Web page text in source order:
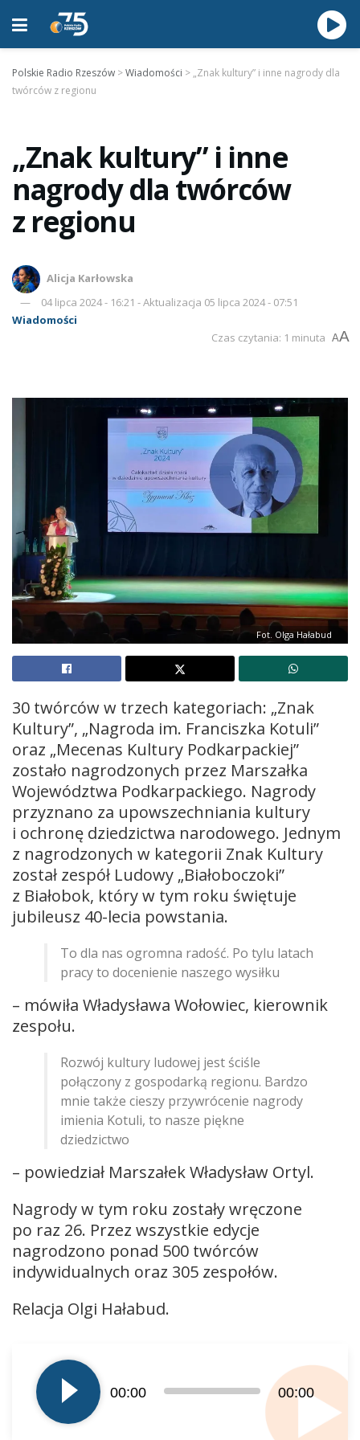
Polskie Radio Rzeszów >Wiadomości > „Znak kultury” i inne nagrody dla
twórców z regionu
„Znak kultury” i inne
nagrody dla twórców
z regionu
Alicja Karłowska
04 lipca 2024 - 16:21 - Aktualizacja 05 lipca 2024 - 07:51
Wiadomości
Czas czytania: 1 minuta AA
Fot. Olga Hałabud
30 twórców w trzech kategoriach: „Znak
Kultury”, „Nagroda im. Franciszka Kotuli”
oraz „Mecenas Kultury Podkarpackiej”
zostało nagrodzonych przez Marszałka
Województwa Podkarpackiego. Nagrody
przyznano za upowszechniania kultury
i ochronę dziedzictwa narodowego. Jednym
z nagrodzonych w kategorii Znak Kultury
został zespół Ludowy „Białoboczoki”
z Białobok, który w tym roku świętuje
jubileusz 40-lecia powstania.
To dla nas ogromna radość. Po tylu latach
pracy to docenienie naszego wysiłku
– mówiła Władysława Wołowiec, kierownik
zespołu.
Rozwój kultury ludowej jest ściśle
połączony z gospodarką regionu. Bardzo
mnie także cieszy przywrócenie nagrody
imienia Kotuli, to nasze piękne
dziedzictwo
– powiedział Marszałek Władysław Ortyl.
Nagrody w tym roku zostały wręczone
po raz 26. Przez wszystkie edycje
nagrodzono ponad 500 twórców
indywidualnych oraz 305 zespołów.
Relacja Olgi Hałabud.
plików
dźwiękowych
00:00 00:00